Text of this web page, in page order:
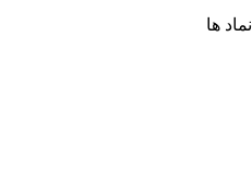
نماد ها